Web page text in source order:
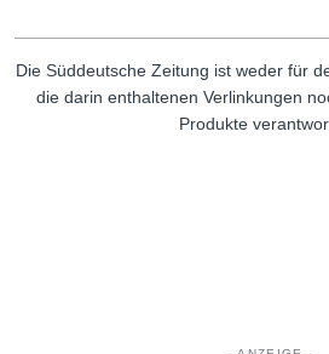
Die Süddeutsche Zeitung ist weder für
die darin enthaltenen Verlinkungen
Produkte